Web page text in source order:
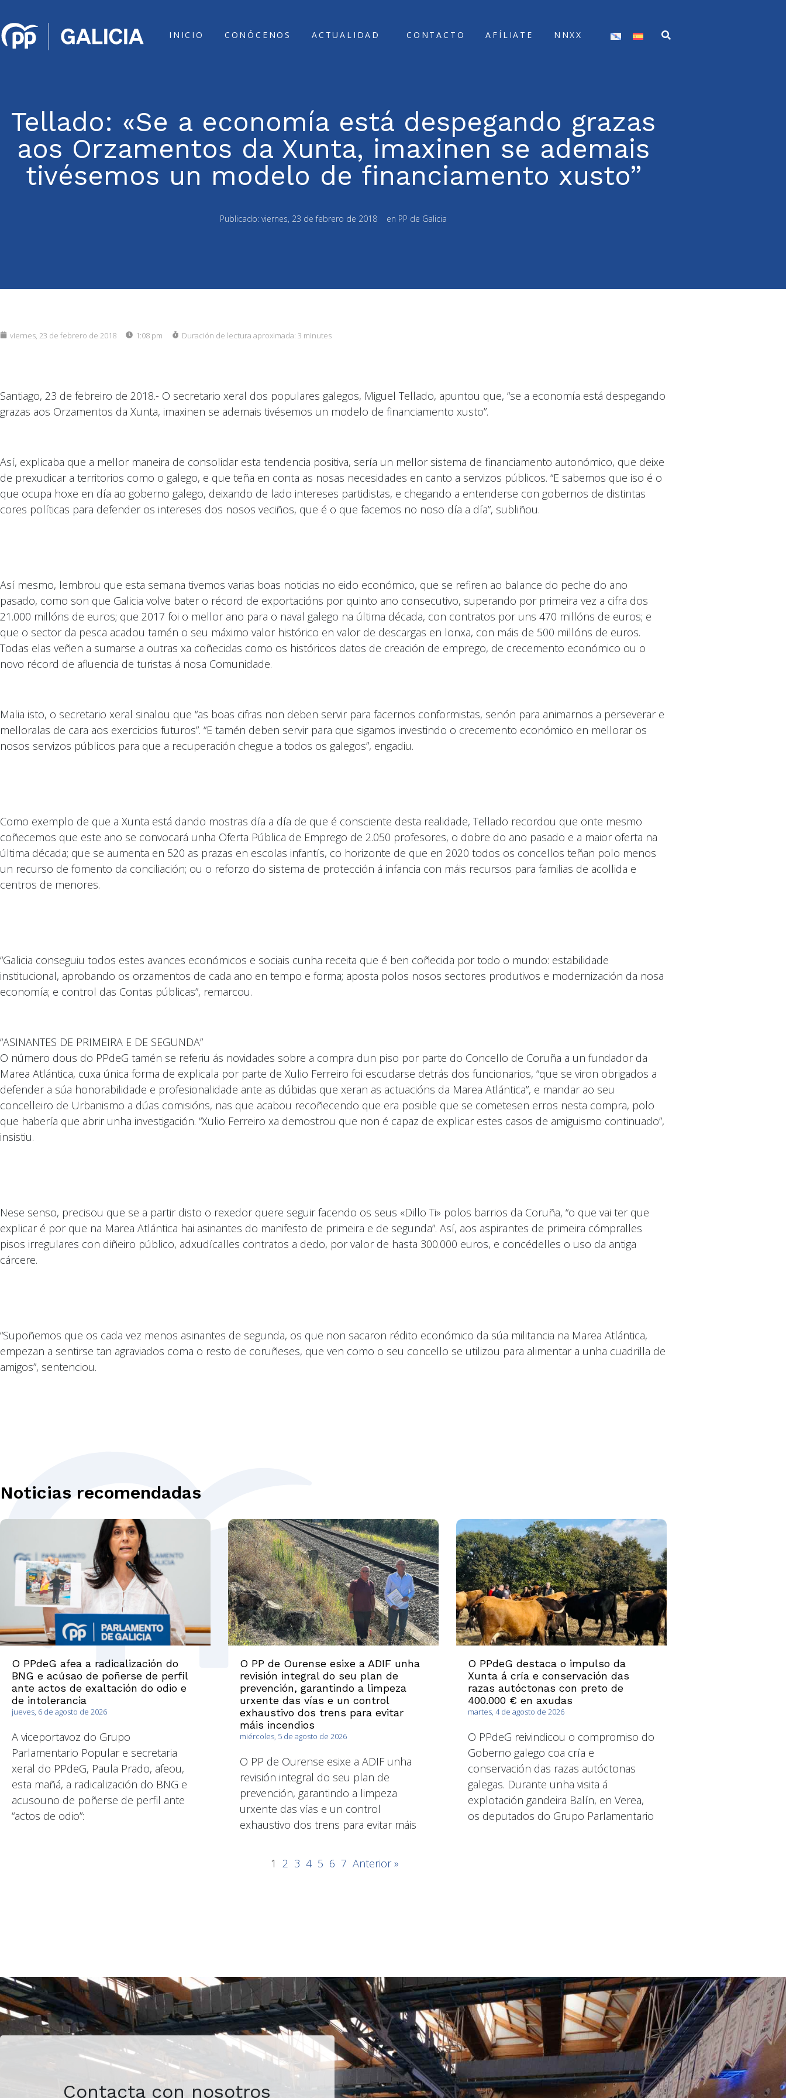
INICIO CONÓCENOS ACTUALIDAD CONTACTO AFÍLIATE NNXX
Tellado: «Se a economía está despegando grazas
aos Orzamentos da Xunta, imaxinen se ademais
tivésemos un modelo de financiamento xusto”
Publicado: viernes, 23 de febrero de 2018 en PP de Galicia
viernes, 23 de febrero de 2018 1:08 pm Duración de lectura aproximada: 3 minutes
Santiago, 23 de febreiro de 2018.- O secretario xeral dos populares galegos, Miguel Tellado, apuntou que, “se a economía está despegando
grazas aos Orzamentos da Xunta, imaxinen se ademais tivésemos un modelo de financiamento xusto”.
Así, explicaba que a mellor maneira de consolidar esta tendencia positiva, sería un mellor sistema de financiamento autonómico, que deixe
de prexudicar a territorios como o galego, e que teña en conta as nosas necesidades en canto a servizos públicos. “E sabemos que iso é o
que ocupa hoxe en día ao goberno galego, deixando de lado intereses partidistas, e chegando a entenderse con gobernos de distintas
cores políticas para defender os intereses dos nosos veciños, que é o que facemos no noso día a día”, subliñou.
Así mesmo, lembrou que esta semana tivemos varias boas noticias no eido económico, que se refiren ao balance do peche do ano
pasado, como son que Galicia volve bater o récord de exportacións por quinto ano consecutivo, superando por primeira vez a cifra dos
21.000 millóns de euros; que 2017 foi o mellor ano para o naval galego na última década, con contratos por uns 470 millóns de euros; e
que o sector da pesca acadou tamén o seu máximo valor histórico en valor de descargas en lonxa, con máis de 500 millóns de euros.
Todas elas veñen a sumarse a outras xa coñecidas como os históricos datos de creación de emprego, de crecemento económico ou o
novo récord de afluencia de turistas á nosa Comunidade.
Malia isto, o secretario xeral sinalou que “as boas cifras non deben servir para facernos conformistas, senón para animarnos a perseverar e
melloralas de cara aos exercicios futuros”. “E tamén deben servir para que sigamos investindo o crecemento económico en mellorar os
nosos servizos públicos para que a recuperación chegue a todos os galegos”, engadiu.
Como exemplo de que a Xunta está dando mostras día a día de que é consciente desta realidade, Tellado recordou que onte mesmo
coñecemos que este ano se convocará unha Oferta Pública de Emprego de 2.050 profesores, o dobre do ano pasado e a maior oferta na
última década; que se aumenta en 520 as prazas en escolas infantís, co horizonte de que en 2020 todos os concellos teñan polo menos
un recurso de fomento da conciliación; ou o reforzo do sistema de protección á infancia con máis recursos para familias de acollida e
centros de menores.
“Galicia conseguiu todos estes avances económicos e sociais cunha receita que é ben coñecida por todo o mundo: estabilidade
institucional, aprobando os orzamentos de cada ano en tempo e forma; aposta polos nosos sectores produtivos e modernización da nosa
economía; e control das Contas públicas”, remarcou.
“ASINANTES DE PRIMEIRA E DE SEGUNDA”
O número dous do PPdeG tamén se referiu ás novidades sobre a compra dun piso por parte do Concello de Coruña a un fundador da
Marea Atlántica, cuxa única forma de explicala por parte de Xulio Ferreiro foi escudarse detrás dos funcionarios, “que se viron obrigados a
defender a súa honorabilidade e profesionalidade ante as dúbidas que xeran as actuacións da Marea Atlántica”, e mandar ao seu
concelleiro de Urbanismo a dúas comisións, nas que acabou recoñecendo que era posible que se cometesen erros nesta compra, polo
que habería que abrir unha investigación. “Xulio Ferreiro xa demostrou que non é capaz de explicar estes casos de amiguismo continuado”,
insistiu.
Nese senso, precisou que se a partir disto o rexedor quere seguir facendo os seus «Dillo Ti» polos barrios da Coruña, “o que vai ter que
explicar é por que na Marea Atlántica hai asinantes do manifesto de primeira e de segunda”. Así, aos aspirantes de primeira cómpralles
pisos irregulares con diñeiro público, adxudícalles contratos a dedo, por valor de hasta 300.000 euros, e concédelles o uso da antiga
cárcere.
“Supoñemos que os cada vez menos asinantes de segunda, os que non sacaron rédito económico da súa militancia na Marea Atlántica,
empezan a sentirse tan agraviados coma o resto de coruñeses, que ven como o seu concello se utilizou para alimentar a unha cuadrilla de
amigos”, sentenciou.
Noticias recomendadas
O PPdeG afea a radicalización do
BNG e acúsao de poñerse de perfil
ante actos de exaltación do odio e
de intolerancia
jueves, 6 de agosto de 2026
A viceportavoz do Grupo
Parlamentario Popular e secretaria
xeral do PPdeG, Paula Prado, afeou,
esta mañá, a radicalización do BNG e
acusouno de poñerse de perfil ante
“actos de odio”:
O PP de Ourense esixe a ADIF unha
revisión integral do seu plan de
prevención, garantindo a limpeza
urxente das vías e un control
exhaustivo dos trens para evitar
máis incendios
miércoles, 5 de agosto de 2026
O PP de Ourense esixe a ADIF unha
revisión integral do seu plan de
prevención, garantindo a limpeza
urxente das vías e un control
exhaustivo dos trens para evitar máis
O PPdeG destaca o impulso da
Xunta á cría e conservación das
razas autóctonas con preto de
400.000 € en axudas
martes, 4 de agosto de 2026
O PPdeG reivindicou o compromiso do
Goberno galego coa cría e
conservación das razas autóctonas
galegas. Durante unha visita á
explotación gandeira Balín, en Verea,
os deputados do Grupo Parlamentario
1 2 3 4 5 6 7 Anterior »
Contacta con nosotros